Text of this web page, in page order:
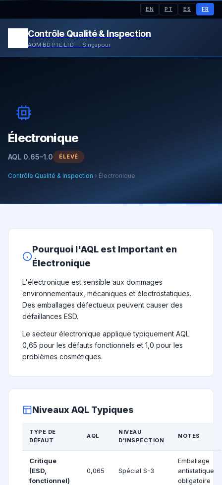
EN PT ES FR
Contrôle Qualité & Inspection
AQM BD PTE LTD — Singapour
Électronique
AQL 0.65–1.0 ÉLEVÉ
Contrôle Qualité & Inspection › Électronique
Pourquoi l'AQL est Important en
Électronique
L'électronique est sensible aux dommages
environnementaux, mécaniques et électrostatiques.
Des emballages défectueux peuvent causer des
défaillances ESD.
Le secteur électronique applique typiquement AQL
0,65 pour les défauts fonctionnels et 1,0 pour les
problèmes cosmétiques.
Niveaux AQL Typiques
TYPE DE
DÉFAUT
AQL
NIVEAU
D'INSPECTION
NOTES
Critique
(ESD,
fonctionnel)
0,065 Spécial S-3
Emballage
antistatique
obligatoire